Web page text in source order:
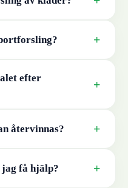
+
efter
+
återvinnas? +
få hjälp? +